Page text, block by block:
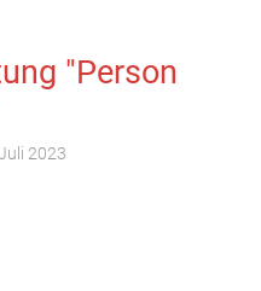
"Person
2023